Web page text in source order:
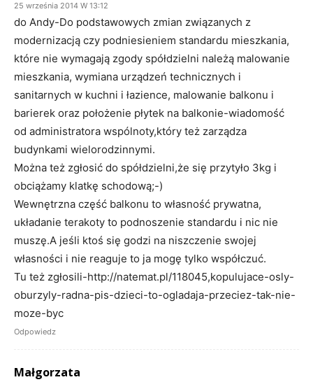
25 września 2014 W 13:12
do Andy-Do podstawowych zmian związanych z
modernizacją czy podniesieniem standardu mieszkania,
które nie wymagają zgody spółdzielni należą malowanie
mieszkania, wymiana urządzeń technicznych i
sanitarnych w kuchni i łazience, malowanie balkonu i
barierek oraz położenie płytek na balkonie-wiadomość
od administratora wspólnoty,który też zarządza
budynkami wielorodzinnymi.
Można też zgłosić do spółdzielni,że się przytyło 3kg i
obciążamy klatkę schodową;-)
Wewnętrzna część balkonu to własność prywatna,
układanie terakoty to podnoszenie standardu i nic nie
muszę.A jeśli ktoś się godzi na niszczenie swojej
własności i nie reaguje to ja mogę tylko współczuć.
Tu też zgłosili-http://natemat.pl/118045,kopulujace-osly-
oburzyly-radna-pis-dzieci-to-ogladaja-przeciez-tak-nie-
moze-byc
Odpowiedz
Małgorzata